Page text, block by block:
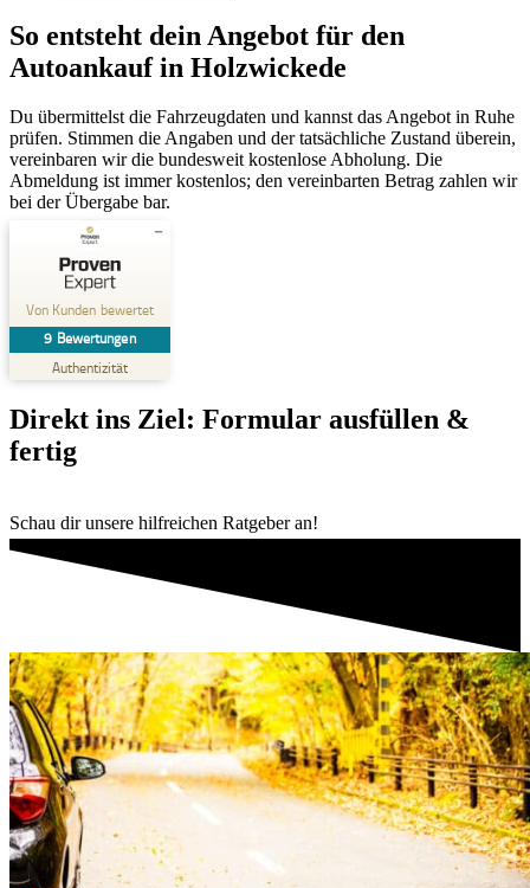
So entsteht dein Angebot für den
Autoankauf in Holzwickede
Du übermittelst die Fahrzeugdaten und kannst das Angebot in Ruhe
prüfen. Stimmen die Angaben und der tatsächliche Zustand überein,
vereinbaren wir die bundesweit kostenlose Abholung. Die
Abmeldung ist immer kostenlos; den vereinbarten Betrag zahlen wir
bei der Übergabe bar.
Von Kunden bewertet
9 Bewertungen
Authentizität
Kundenbewertungen und Erfahrungen zu
AutoSchnellAnkauf
SEHR GUT
Erfahren Sie mehr über dieses Bewertungssiegel
Profil ansehen
Direkt ins Ziel: Formular ausfüllen &
fertig
Schau dir unsere hilfreichen Ratgeber an!